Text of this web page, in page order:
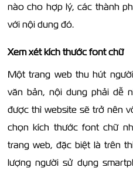
nào cho hợp lý, các thành
với nội dung đó.
Xem xét kích thước font chữ
Một trang web thu hút
văn bản, nội dung phải dễ
được thì website sẽ trở nên
chọn kích thước font chữ
trang web, đặc biệt là trên
lượng người sử dụng